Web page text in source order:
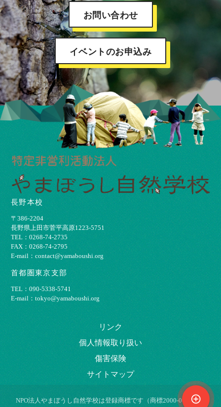
お問い合わせ
イベントのお申込み
長野本校
〒386-2204
⻑野県上⽥市菅平⾼原1223-5751
TEL：0268-74-2735
FAX：0268-74-2795
E-mail：contact@yamaboushi.org
首都圏東京支部
TEL：090-5338-5741
E-mail：tokyo@yamaboushi.org
リンク
個⼈情報取り扱い
傷害保険
サイトマップ
NPO法⼈やまぼうし⾃然学校は登録商標です（商標2000-009695）
control_point